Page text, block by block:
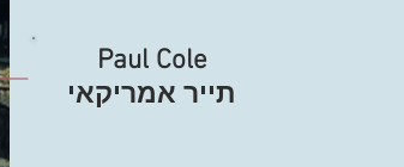
Paul Cole
תייר אמריקאי